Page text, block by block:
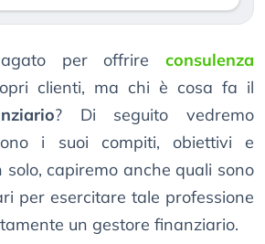
per offrire consulenza
clienti, ma chi è cosa fa il
? Di seguito vedremo
i suoi compiti, obiettivi e
solo, capiremo anche quali sono
per esercitare tale professione
un gestore finanziario.